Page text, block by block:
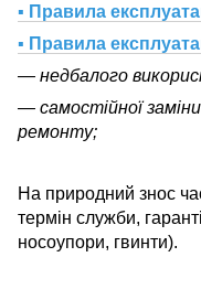
▪ Правила
▪ Правила
— недбалого
— самостійної
ремонту;
На природний знос
термін служби,
носоупори, гвинти).